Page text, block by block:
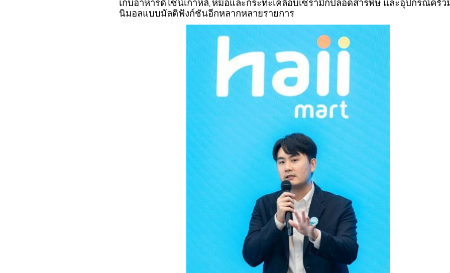
เก็บอาหารดีไซน์เกาหลี, หม้อและกระทะเคลือบเซรามิกปลอดสารพิษ และอุปกรณ์ครัว
นิมอลแบบมัลติฟังก์ชันอีกหลากหลายรายการ